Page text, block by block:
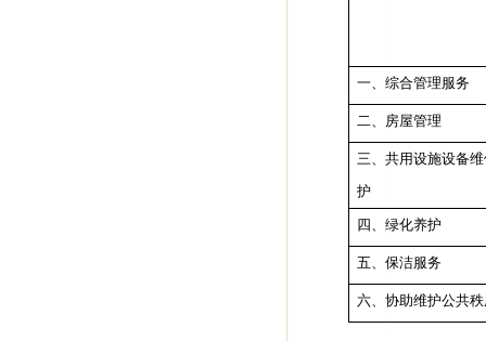
一、综合管理服务
二、房屋管理
三、共用设施设备
护
四、绿化养护
五、保洁服务
六、协助维护公共